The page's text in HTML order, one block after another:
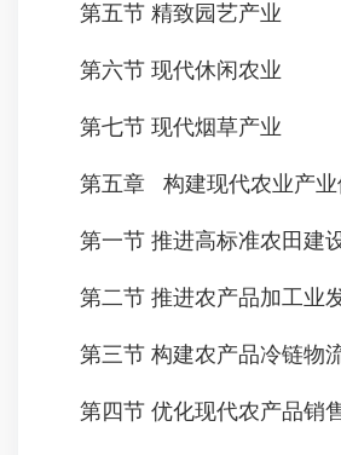
第五节 精致园艺产业
第六节 现代休闲农业
第七节 现代烟草产业
第五章 构建现代农业产业
第一节 推进高标准农田建
第二节 推进农产品加工业
第三节 构建农产品冷链物
第四节 优化现代农产品销